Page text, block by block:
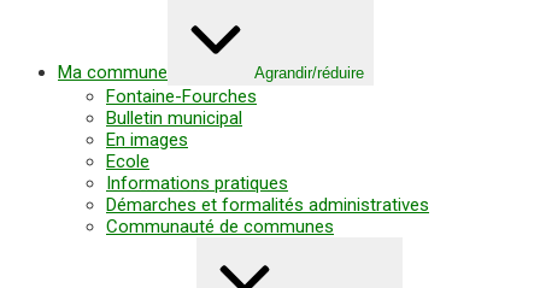
Ma commune Agrandir/réduire
Fontaine-Fourches
Bulletin municipal
En images
Ecole
Informations pratiques
Démarches et formalités administratives
Communauté de communes